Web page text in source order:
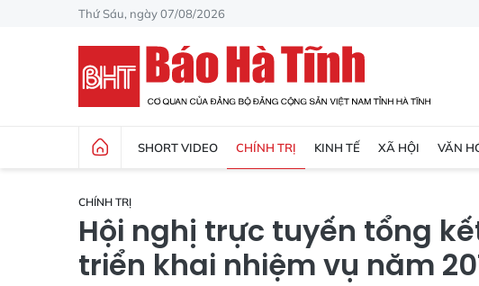
Thứ Sáu, ngày 07/08/2026
SHORT VIDEO CHÍNH TRỊ KINH TẾ XÃ HỘI VĂN
CHÍNH TRỊ
Hội nghị trực tuyến tổng
triển khai nhiệm vụ năm